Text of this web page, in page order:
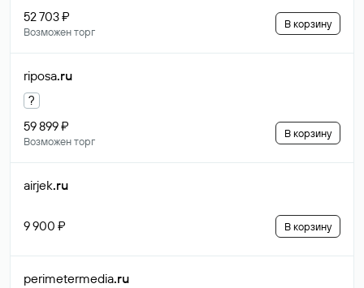
52 703 ₽
Возможен торг
В корзину
riposa.ru
?
59 899 ₽
Возможен торг
В корзину
airjek.ru
9 900 ₽ В корзину
perimetermedia.ru